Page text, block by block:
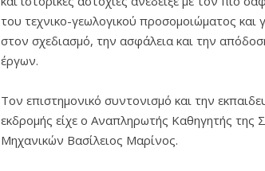
του τεχνικο-γεωλογικού προσομοιώματος και
στον σχεδιασμό, την ασφάλεια και την
έργων.
Τον επιστημονικό συντονισμό και την
εκδρομής είχε ο Αναπληρωτής Καθηγητής της
Μηχανικών Βασίλειος Μαρίνος.